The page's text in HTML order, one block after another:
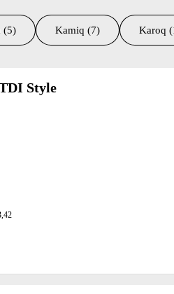
(5) Kamiq (7) Karoq
Style